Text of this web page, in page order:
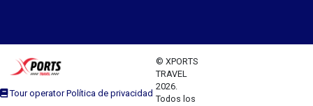
Tour operator Política de privacidad
© XPORTS
TRAVEL
2026.
Todos los